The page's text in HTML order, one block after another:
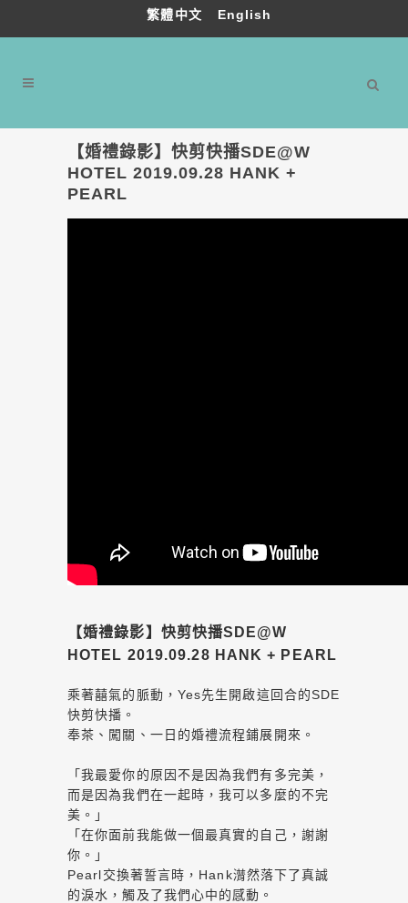
繁體中文 English
【婚禮錄影】快剪快播SDE@W
HOTEL 2019.09.28 HANK +
PEARL
【婚禮錄影】快剪快播SDE@W
HOTEL 2019.09.28 HANK + PEARL
乘著囍氣的脈動，Yes先生開啟這回合的SDE
快剪快播。
奉茶、闖關、一日的婚禮流程鋪展開來。
「我最愛你的原因不是因為我們有多完美，
而是因為我們在一起時，我可以多麼的不完
美。」
「在你面前我能做一個最真實的自己，謝謝
你。」
Pearl交換著誓言時，Hank潸然落下了真誠
的淚水，觸及了我們心中的感動。